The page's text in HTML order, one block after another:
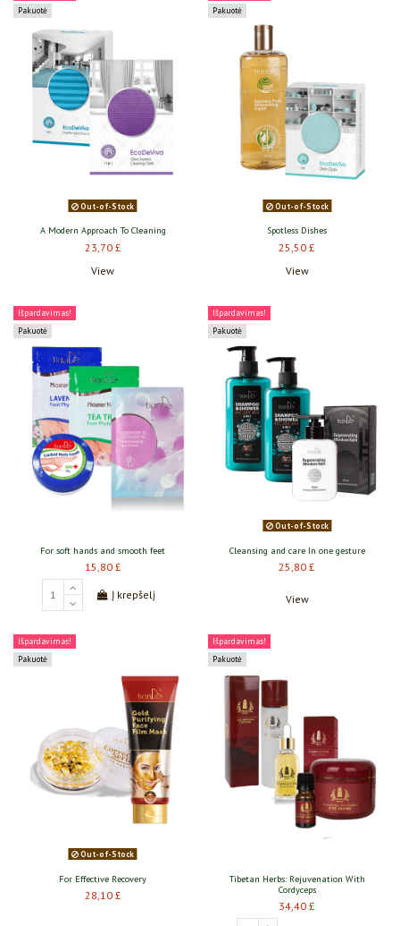
Pakuotė
Out-of-Stock
A Modern Approach To Cleaning
23,70 £
View
Pakuotė
Out-of-Stock
Spotless Dishes
25,50 £
View
Išpardavimas!
Pakuotė
For soft hands and smooth feet
15,80 £
Į krepšelį
Išpardavimas!
Pakuotė
Out-of-Stock
Cleansing and care In one gesture
25,80 £
View
Išpardavimas!
Pakuotė
Out-of-Stock
For Effective Recovery
28,10 £
Išpardavimas!
Pakuotė
Tibetan Herbs: Rejuvenation With
Cordyceps
34,40 £